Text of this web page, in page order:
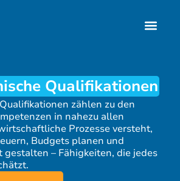
Qualifikationen
zählen zu den
in nahezu allen
Prozesse versteht,
Budgets planen und
– Fähigkeiten, die jedes